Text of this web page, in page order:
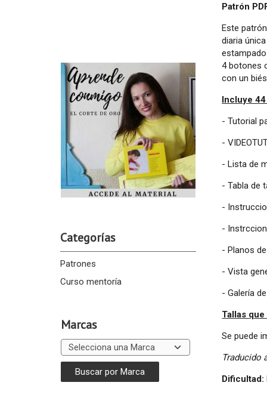
Categorías
Patrones
Curso mentoría
Marcas
Patrón
Este
diaria
4 botones
con un
Incluye
- Tutorial
-
- Lista de
- Tabla de
-
-
- Planos
- Vista
- Galería
Tallas
Se puede
Traducido
Dificultad: